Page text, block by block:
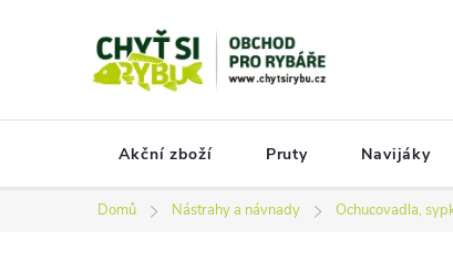
Akční zboží Pruty Navijáky
Domů Nástrahy a návnady Ochucovadla,